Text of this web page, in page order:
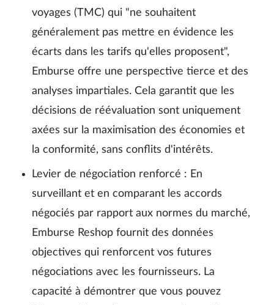
voyages (TMC) qui "ne souhaitent
généralement pas mettre en évidence les
écarts dans les tarifs qu'elles proposent",
Emburse offre une perspective tierce et des
analyses impartiales. Cela garantit que les
décisions de réévaluation sont uniquement
axées sur la maximisation des économies et
la conformité, sans conflits d'intérêts.
Levier de négociation renforcé : En
surveillant et en comparant les accords
négociés par rapport aux normes du marché,
Emburse Reshop fournit des données
objectives qui renforcent vos futures
négociations avec les fournisseurs. La
capacité à démontrer que vous pouvez